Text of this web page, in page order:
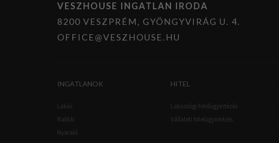
VESZHOUSE INGATLAN IRODA
8200 VESZPRÉM, GYÖNGYVIRÁG U. 4.
OFFICE@VESZHOUSE.HU
INGATLANOK
Lakás
Raktár
Nyaraló
HITEL
Lakossági hitelügyintézés
Vállalati hitelügyintézés